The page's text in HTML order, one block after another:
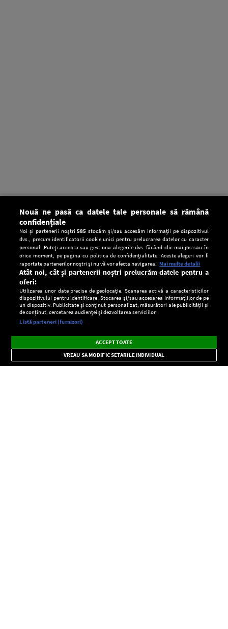
CONFIDENŢIALITATE
Setări:
Dark
Mode
Radio live, podcasturi, știri și alerte
importante.
×
Nouă ne pasă ca datele tale personale să rămână
confidențiale
Noi și partenerii noștri585 stocăm și/sau accesăm informații pe dispozitivul
dvs., precum identificatorii cookie unici pentru prelucrarea datelor cu caracter
personal. Puteți accepta sau gestiona alegerile dvs. făcând clic mai jos sau în
orice moment, pe pagina cu politica de confidențialitate. Aceste alegeri vor fi
raportate partenerilor noștri și nu vă vor afecta navigarea. Mai multe detalii
Atât noi, cât și partenerii noștri prelucrăm datele pentru a
oferi:
Utilizarea unor date precise de geolocație. Scanarea activă a caracteristicilor
dispozitivului pentru identificare. Stocarea și/sau accesarea informațiilor de pe
un dispozitiv. Publicitate și conținut personalizat, măsurători ale publicității și
de conținut, cercetarea audienței și dezvoltarea serviciilor.
Listă parteneri (furnizori)
ACCEPT TOATE
VREAU SA MODIFIC SETARILE INDIVIDUAL